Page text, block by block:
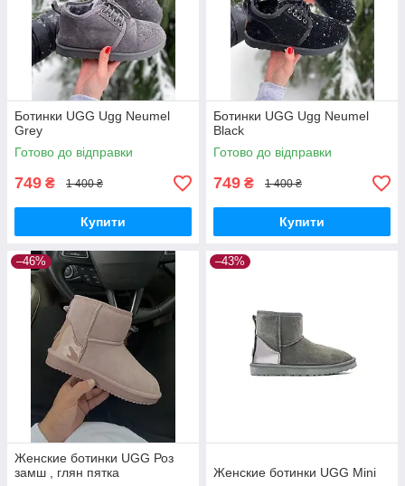
Ботинки UGG Ugg Neumel
Grey
Готово до відправки
749 ₴ 1 400 ₴
Купити
Ботинки UGG Ugg Neumel
Black
Готово до відправки
749 ₴ 1 400 ₴
Купити
–46%
Женские ботинки UGG Роз
замш , глян пятка
–43%
Женские ботинки UGG Mini